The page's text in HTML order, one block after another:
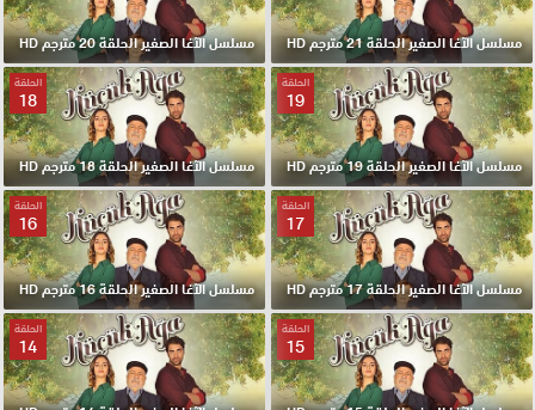
مسلسل الآغا الصغير الحلقة 21 مترجم HD مسلسل الآغا الصغير الحلقة 20 مترجم HD
الحلقة
19
مسلسل الآغا الصغير الحلقة 19 مترجم HD
الحلقة
18
مسلسل الآغا الصغير الحلقة 18 مترجم HD
الحلقة
17
مسلسل الآغا الصغير الحلقة 17 مترجم HD
الحلقة
16
مسلسل الآغا الصغير الحلقة 16 مترجم HD
الحلقة
15
الحلقة
14